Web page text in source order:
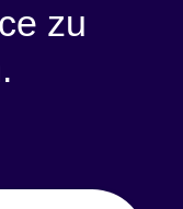
zu